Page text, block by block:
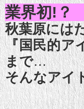
業界初!？
秋葉原には
『国民的ア
まで…
そんなアイ